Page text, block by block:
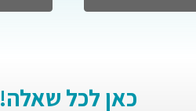
כאן לכל שאלה!